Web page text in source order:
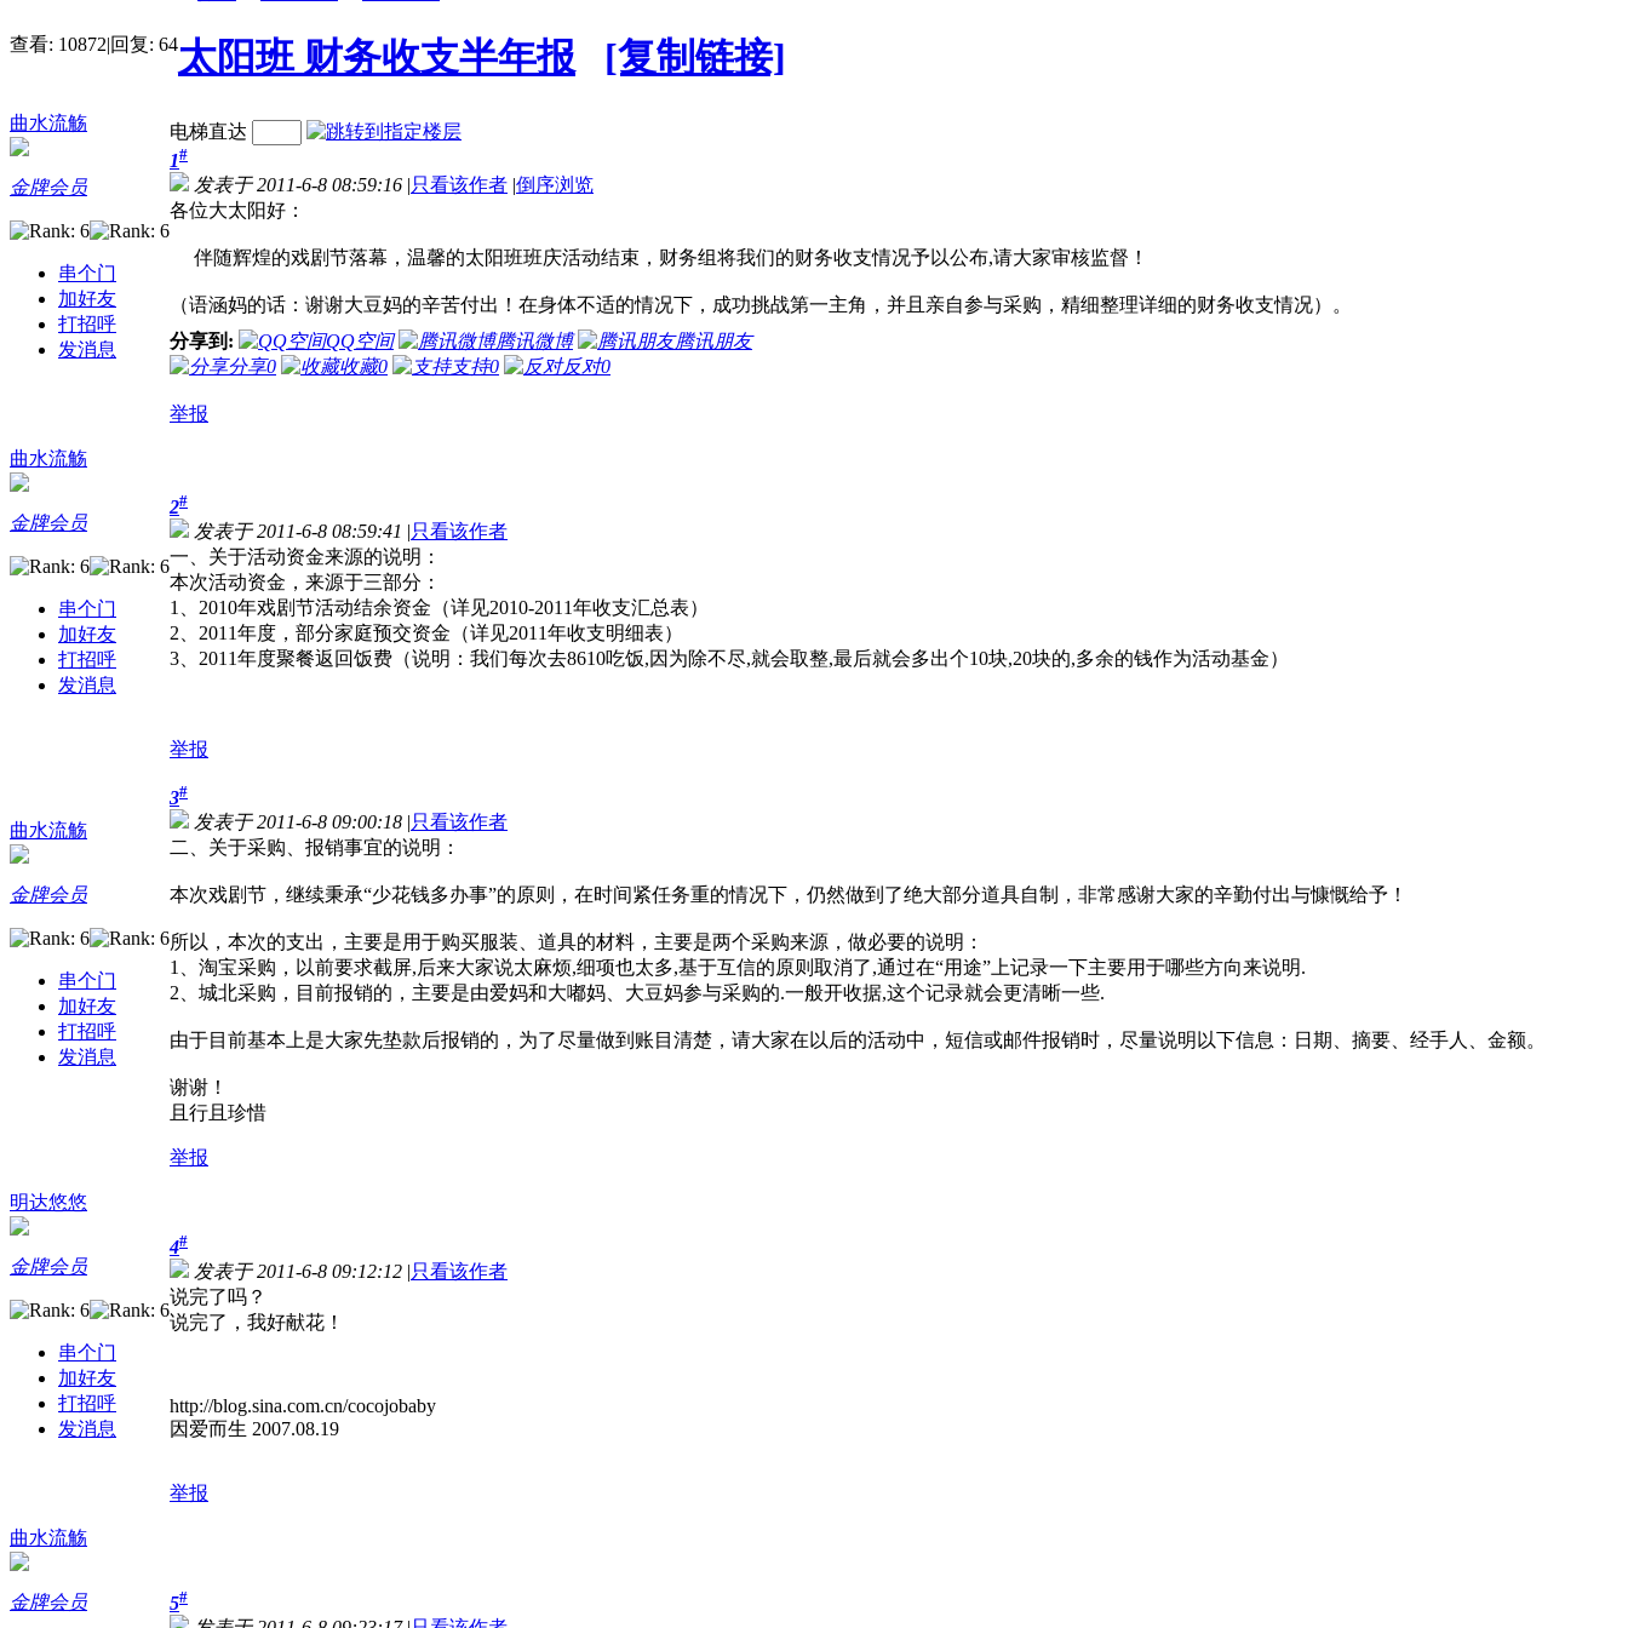
查看: 10872|回复: 64太阳班 财务收支半年报 [复制链接]
曲水流觞
金牌会员
串个门
加好友
打招呼
发消息
电梯直达
1#
发表于 2011-6-8 08:59:16 |只看该作者 |倒序浏览
各位大太阳好：
伴随辉煌的戏剧节落幕，温馨的太阳班班庆活动结束，财务组将我们的财务收支情况予以公布,请大家审核监督！
（语涵妈的话：谢谢大豆妈的辛苦付出！在身体不适的情况下，成功挑战第一主角，并且亲自参与采购，精细整理详细的财务收支情况）。
分享到:
QQ空间 腾讯微博
腾讯朋友
分享0 收藏0 支持0 反对0
举报
曲水流觞
金牌会员
串个门
加好友
打招呼
发消息
2#
发表于 2011-6-8 08:59:41 |只看该作者
一、关于活动资金来源的说明：
本次活动资金，来源于三部分：
1、2010年戏剧节活动结余资金（详见2010-2011年收支汇总表）
2、2011年度，部分家庭预交资金（详见2011年收支明细表）
3、2011年度聚餐返回饭费（说明：我们每次去8610吃饭,因为除不尽,就会取整,最后就会多出个10块,20块的,多余的钱作为活动基金）
举报
曲水流觞
金牌会员
串个门
加好友
打招呼
发消息
3#
发表于 2011-6-8 09:00:18 |只看该作者
二、关于采购、报销事宜的说明：
本次戏剧节，继续秉承“少花钱多办事”的原则，在时间紧任务重的情况下，仍然做到了绝大部分道具自制，非常感谢大家的辛勤付出与慷慨给予！
所以，本次的支出，主要是用于购买服装、道具的材料，主要是两个采购来源，做必要的说明：
1、淘宝采购，以前要求截屏,后来大家说太麻烦,细项也太多,基于互信的原则取消了,通过在“用途”上记录一下主要用于哪些方向来说明.
2、城北采购，目前报销的，主要是由爱妈和大嘟妈、大豆妈参与采购的.一般开收据,这个记录就会更清晰一些.
由于目前基本上是大家先垫款后报销的，为了尽量做到账目清楚，请大家在以后的活动中，短信或邮件报销时，尽量说明以下信息：日期、摘要、经手人、金额。
谢谢！
且行且珍惜
举报
明达悠悠
金牌会员
串个门
加好友
打招呼
发消息
4#
发表于 2011-6-8 09:12:12 |只看该作者
说完了吗？
说完了，我好献花！
http://blog.sina.com.cn/cocojobaby
因爱而生 2007.08.19
举报
曲水流觞
金牌会员 5#